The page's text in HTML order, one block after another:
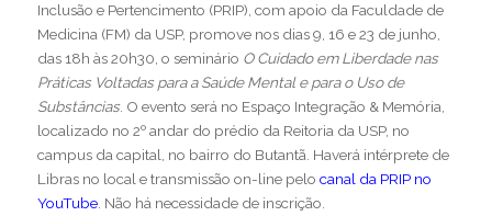
Inclusão e Pertencimento (PRIP), com apoio da Faculdade de
Medicina (FM) da USP, promove nos dias 9, 16 e 23 de junho,
das 18h às 20h30, o seminário O Cuidado em Liberdade nas
Práticas Voltadas para a Saúde Mental e para o Uso de
Substâncias. O evento será no Espaço Integração & Memória,
localizado no 2º andar do prédio da Reitoria da USP, no
campus da capital, no bairro do Butantã. Haverá intérprete de
Libras no local e transmissão on-line pelo canal da PRIP no
YouTube. Não há necessidade de inscrição.